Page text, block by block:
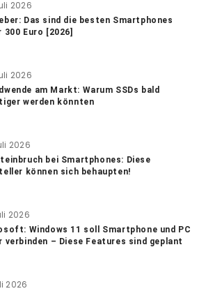
2026
Das sind die besten Smartphones
300 Euro [2026]
2026
am Markt: Warum SSDs bald
werden könnten
2026
bei Smartphones: Diese
können sich behaupten!
2026
Windows 11 soll Smartphone und PC
verbinden – Diese Features sind geplant
2026